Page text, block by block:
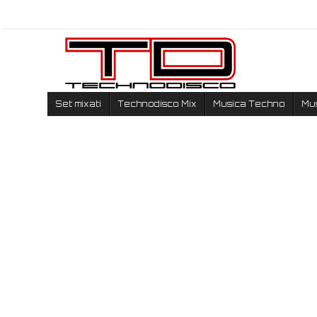
Set mixati Technodisco Mix Musica Techno